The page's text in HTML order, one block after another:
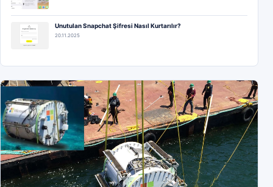
Unutulan Snapchat Şifresi Nasıl Kurtarılır?
20.11.2025